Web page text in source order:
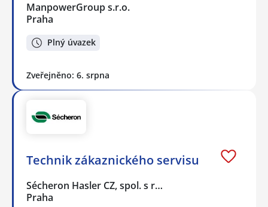
ManpowerGroup s.r.o.
Praha
Plný úvazek
Zveřejněno: 6. srpna
Technik zákaznického servisu
Sécheron Hasler CZ, spol. s r…
Praha